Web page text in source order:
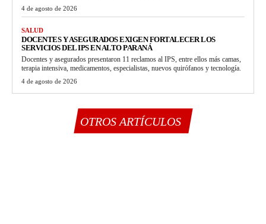
4 de agosto de 2026
SALUD
DOCENTES Y ASEGURADOS EXIGEN FORTALECER LOS
SERVICIOS DEL IPS EN ALTO PARANÁ
Docentes y asegurados presentaron 11 reclamos al IPS, entre ellos más camas,
terapia intensiva, medicamentos, especialistas, nuevos quirófanos y tecnología.
4 de agosto de 2026
OTROS ARTÍCULOS